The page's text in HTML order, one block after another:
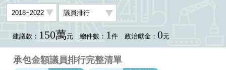
建議款： 150萬元 總件數： 1件 政治獻金： 0元
承包金額議員排行完整清單